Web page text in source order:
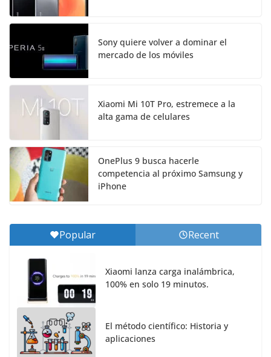
Sony quiere volver a dominar el
mercado de los móviles
Xiaomi Mi 10T Pro, estremece a la
alta gama de celulares
OnePlus 9 busca hacerle
competencia al próximo Samsung y
iPhone
Popular Recent
Xiaomi lanza carga inalámbrica,
100% en solo 19 minutos.
El método científico: Historia y
aplicaciones